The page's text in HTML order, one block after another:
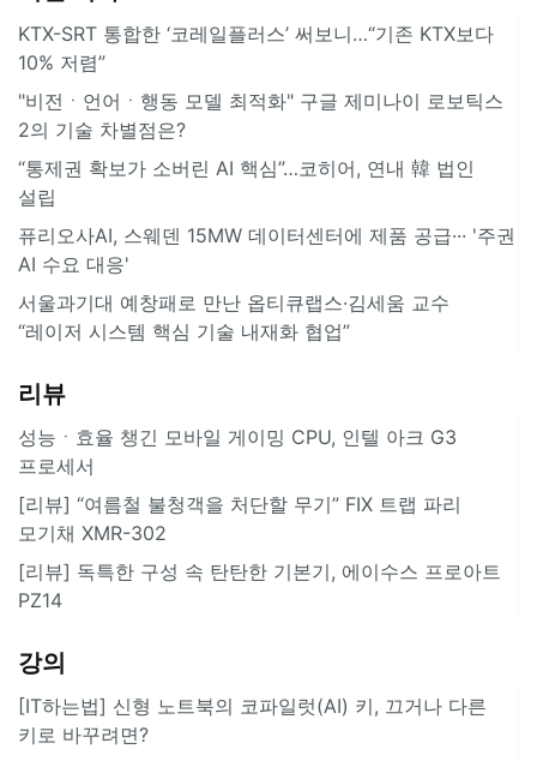
KTX-SRT 통합한 ‘코레일플러스’ 써보니…“기존 KTX보다
10% 저렴”
"비전ㆍ언어ㆍ행동 모델 최적화" 구글 제미나이 로보틱스
2의 기술 차별점은?
“통제권 확보가 소버린 AI 핵심”…코히어, 연내 韓 법인
설립
퓨리오사AI, 스웨덴 15MW 데이터센터에 제품 공급··· '주권
AI 수요 대응'
서울과기대 예창패로 만난 옵티큐랩스·김세움 교수
“레이저 시스템 핵심 기술 내재화 협업”
리뷰
성능ㆍ효율 챙긴 모바일 게이밍 CPU, 인텔 아크 G3
프로세서
[리뷰] “여름철 불청객을 처단할 무기” FIX 트랩 파리
모기채 XMR-302
[리뷰] 독특한 구성 속 탄탄한 기본기, 에이수스 프로아트
PZ14
강의
[IT하는법] 신형 노트북의 코파일럿(AI) 키, 끄거나 다른
키로 바꾸려면?